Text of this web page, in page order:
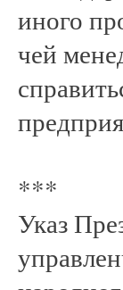
иного
чей
***
Указ